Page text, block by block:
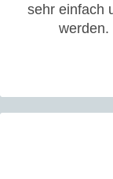
sehr einfach
werden.